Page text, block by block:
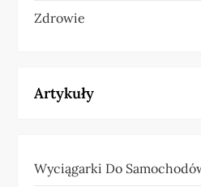
Zdrowie
Artykuły
Wyciągarki Do